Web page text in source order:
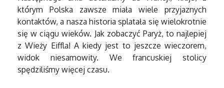
którym Polska zawsze miała wiele przyjaznych
kontaktów, a nasza historia splatała się wielokrotnie
się w ciągu wieków. Jak zobaczyć Paryż, to najlepiej
z Wieży Eiffla! A kiedy jest to jeszcze wieczorem,
widok niesamowity. We francuskiej stolicy
spędziliśmy więcej czasu.